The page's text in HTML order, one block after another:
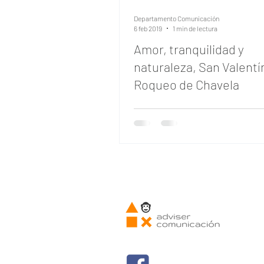
Tu comunidad Consejos
Amor, tranquilidad y
naturaleza, San
Roqueo de Chavela
Departamento Comunicación
6 feb 2019
1 min de lectura